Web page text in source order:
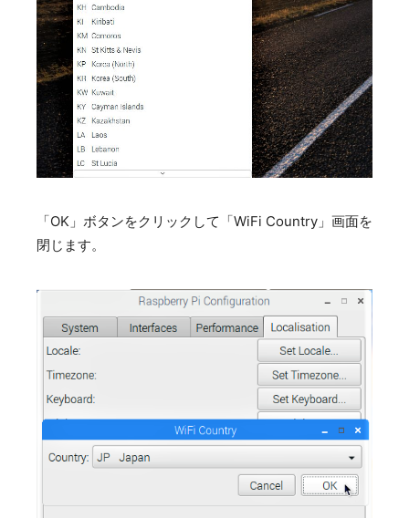
「OK」ボタンをクリックして「WiFi Country」画面を
閉じます。